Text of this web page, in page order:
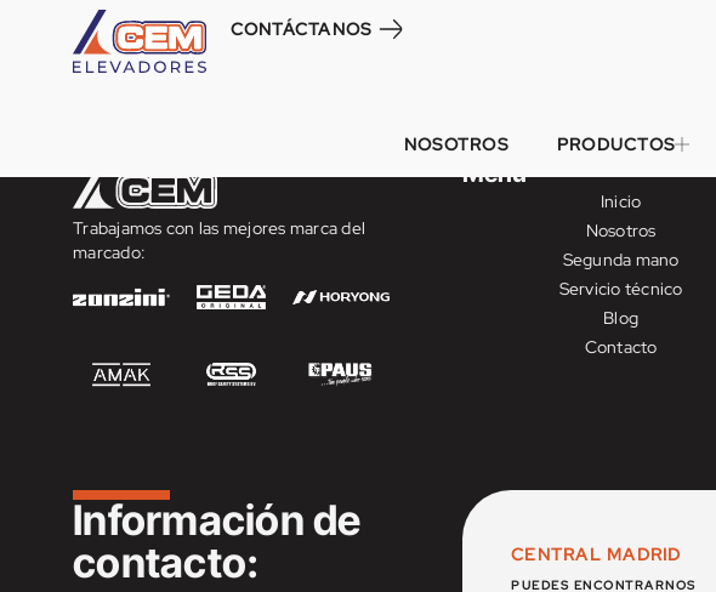
CONTÁCTANOS
NOSOTROS PRODUCTOS
CEM – MADRID
Trabajamos con las mejores marca del
marcado:
Menú
Inicio
Nosotros
Segunda mano
Servicio técnico
Blog
Contacto
Información de
contacto:
CENTRAL MADRID
PUEDES ENCONTRARNOS